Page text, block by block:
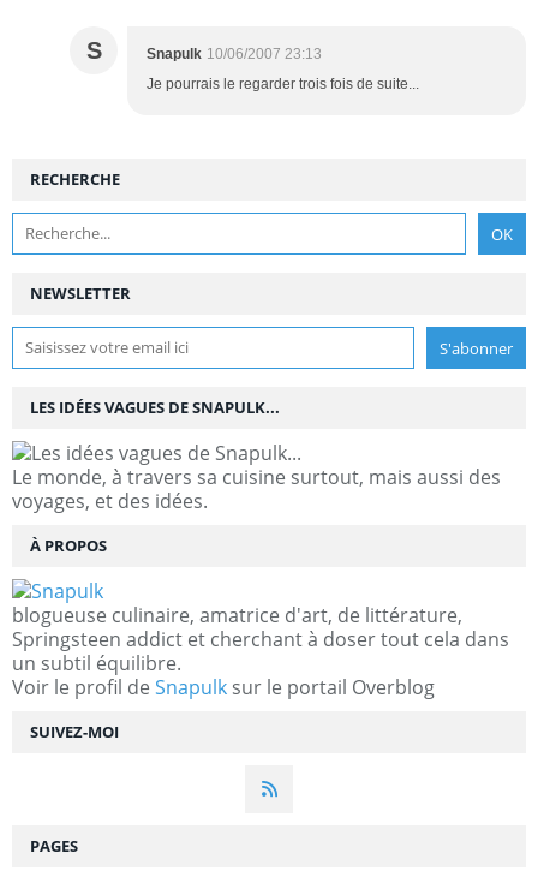
S Snapulk 10/06/2007 23:13
Je pourrais le regarder trois fois de suite...
NEWSLETTER
SUIVEZ-MOI
RECHERCHE
LES IDÉES VAGUES DE SNAPULK...
Le monde, à travers sa cuisine surtout, mais aussi des
voyages, et des idées.
À PROPOS
blogueuse culinaire, amatrice d'art, de littérature,
Springsteen addict et cherchant à doser tout cela dans
un subtil équilibre.
Voir le profil de Snapulk sur le portail Overblog
PAGES